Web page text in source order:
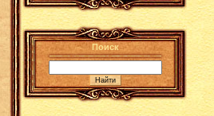
Поиск